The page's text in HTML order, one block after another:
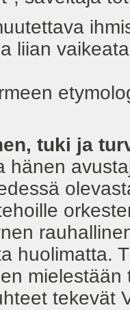
liian
tuki ja
hänen
huolimatta.
tekevät